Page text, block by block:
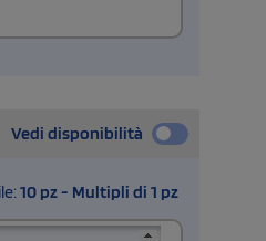
Vedi disponibilità
10 pz - Multipli di 1 pz